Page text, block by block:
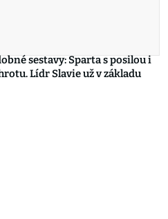
sestavy: Sparta s posilou i
Lídr Slavie už v základu